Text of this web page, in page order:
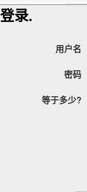
登录.
用户名
密码
等于多少?